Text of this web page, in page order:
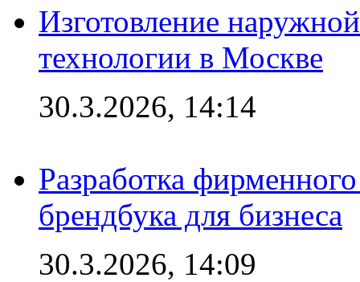
Изготовление
технологии в Москве
30.3.2026, 14:14
Разработка
брендбука для бизнеса
30.3.2026, 14:09